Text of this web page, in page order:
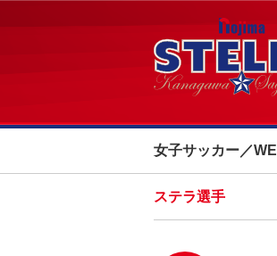
女子サッカー／
ステラ選手